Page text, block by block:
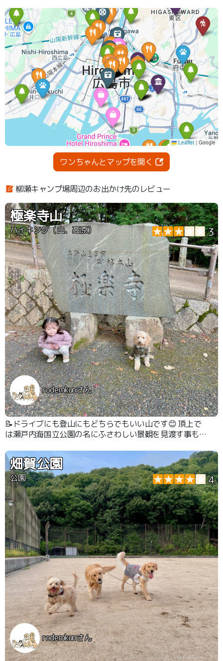
ワンちゃんとマップを開く
柳瀬キャンプ場周辺のお出かけ先のレビュー
極楽寺山
ハイキング（山、高原） 3
rodemkunさん
📝ドライブにも登山にもどちらでもいい山です😊 頂上で
は瀬戸内海国立公園の名にふさわしい景観を見渡す事もで
畑賀公園
公園 4
rodemkunさん